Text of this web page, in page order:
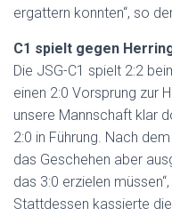
ergattern konnten“, so
C1 spielt gegen
Die JSG-C1 spielt 2:2
einen 2:0 Vorsprung zur
unsere Mannschaft klar
2:0 in Führung. Nach
das Geschehen aber
das 3:0 erzielen
Stattdessen kassierte